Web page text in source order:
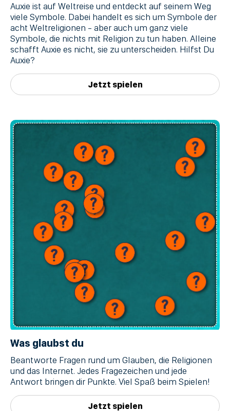
Auxie ist auf Weltreise und entdeckt auf seinem Weg
viele Symbole. Dabei handelt es sich um Symbole der
acht Weltreligionen - aber auch um ganz viele
Symbole, die nichts mit Religion zu tun haben. Alleine
schafft Auxie es nicht, sie zu unterscheiden. Hilfst Du
Auxie?
Jetzt spielen
Was glaubst du
Beantworte Fragen rund um Glauben, die Religionen
und das Internet. Jedes Fragezeichen und jede
Antwort bringen dir Punkte. Viel Spaß beim Spielen!
Jetzt spielen